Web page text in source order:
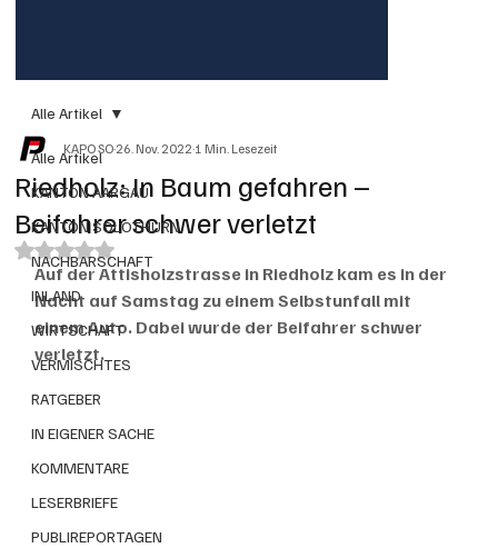
Alle Artikel
KANTON AARGAU
KANTON SOLOTHURN
NACHBARSCHAFT
INLAND
WIRTSCHAFT
VERMISCHTES
RATGEBER
IN EIGENER SACHE
KOMMENTARE
LESERBRIEFE
PUBLIREPORTAGEN
Alle Artikel
Riedholz: In Baum gefahren –
Beifahrer schwer verletzt
KAPO SO26. Nov. 20221 Min. Lesezeit
Mit NaN von 5 Sternen bewertet.
Auf der Attisholzstrasse in Riedholz kam es in der
Nacht auf Samstag zu einem Selbstunfall mit
einem Auto. Dabei wurde der Beifahrer schwer
verletzt.